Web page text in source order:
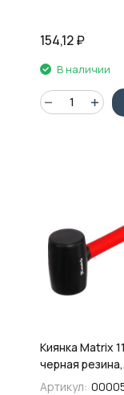
154,12 ₽
В наличии
Киянка Matrix
черная резина,
Артикул: